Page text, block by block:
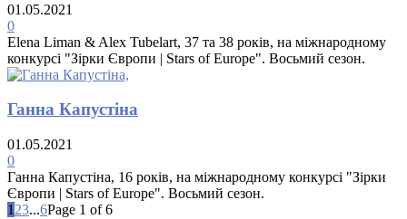
01.05.2021
0
Elena Liman & Alex Tubelart, 37 та 38 років, на міжнародному
конкурсі "Зірки Європи | Stars of Europe". Восьмий сезон.
Ганна Капустіна
01.05.2021
0
Ганна Капустіна, 16 років, на міжнародному конкурсі "Зірки
Європи | Stars of Europe". Восьмий сезон.
1 23...6Page 1 of 6